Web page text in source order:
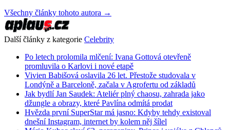
Všechny články tohoto autora →
Další články z kategorie Celebrity
Po letech prolomila mlčení: Ivana Gottová otevřeně
promluvila o Karlovi i nové etapě
Vivien Babišová oslavila 26 let. Přestože studovala v
Londýně a Barceloně, začala v Agrofertu od základů
Jak bydlí Jan Saudek: Ateliér plný chaosu, zahrada jako
džungle a obrazy, které Pavlína odmítá prodat
Hvězda první SuperStar má jasno: Kdyby tehdy existoval
dnešní Instagram, internet by kolem něj šílel